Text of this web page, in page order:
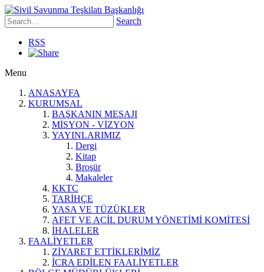
Search
RSS
Menu
ANASAYFA
KURUMSAL
BAŞKANIN MESAJI
MİSYON - VİZYON
YAYINLARIMIZ
Dergi
Kitap
Broşür
Makaleler
KKTC
TARİHÇE
YASA VE TÜZÜKLER
AFET VE ACİL DURUM YÖNETİMİ KOMİTESİ
İHALELER
FAALİYETLER
ZİYARET ETTİKLERİMİZ
İCRA EDİLEN FAALİYETLER